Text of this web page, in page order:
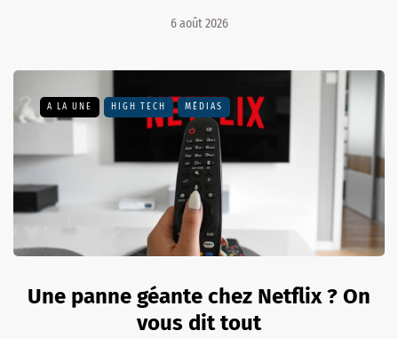
6 août 2026
A LA UNE HIGH TECH MÉDIAS
Une panne géante chez Netflix ? On
vous dit tout